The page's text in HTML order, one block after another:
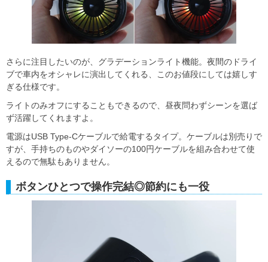
さらに注目したいのが、グラデーションライト機能。夜間のドライ
ブで車内をオシャレに演出してくれる、このお値段にしては嬉しす
ぎる仕様です。
ライトのみオフにすることもできるので、昼夜問わずシーンを選ば
ず活躍してくれますよ。
電源はUSB Type-Cケーブルで給電するタイプ。ケーブルは別売りで
すが、手持ちのものやダイソーの100円ケーブルを組み合わせて使
えるので無駄もありません。
ボタンひとつで操作完結◎節約にも一役